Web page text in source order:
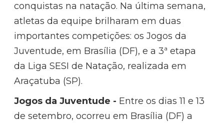
conquistas na natação. Na última semana,
atletas da equipe brilharam em duas
importantes competições: os Jogos da
Juventude, em Brasília (DF), e a 3ª etapa
da Liga SESI de Natação, realizada em
Araçatuba (SP).
Jogos da Juventude - Entre os dias 11 e 13
de setembro, ocorreu em Brasília (DF) a